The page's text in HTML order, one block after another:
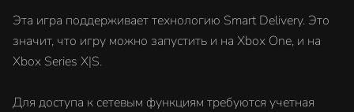
Эта игра поддерживает технологию Smart Delivery. Это
значит, что игру можно запустить и на Xbox One, и на
Xbox Series X|S.
Для доступа к сетевым функциям требуются учетная